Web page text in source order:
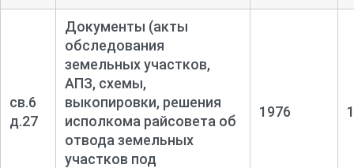
св.6
д.27
Документы (акты
обследования
земельных участков,
АПЗ, схемы,
выкопировки, решения
исполкома райсовета об
отвода земельных
участков под
1976